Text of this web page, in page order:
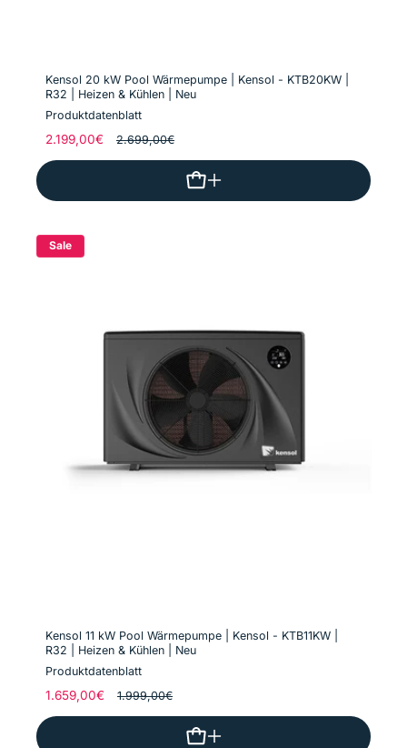
Kensol 20 kW Pool Wärmepumpe | Kensol - KTB20KW |
R32 | Heizen & Kühlen | Neu
Produktdatenblatt
Normaler
2.199,00€ Verkaufspreis
2.699,00€
Sale
Kensol 11 kW Pool Wärmepumpe | Kensol - KTB11KW |
R32 | Heizen & Kühlen | Neu
Produktdatenblatt
Normaler
1.659,00€ Verkaufspreis
1.999,00€